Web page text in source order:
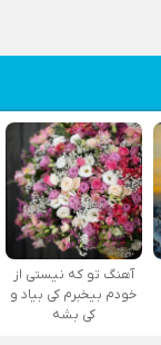
آهنگ تو که نیستی از
خودم بیخبرم کی بیاد و
کی بشه